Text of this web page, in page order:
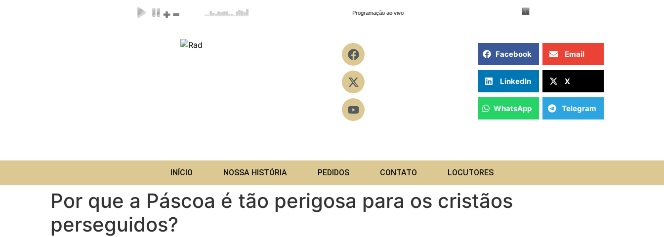
Facebook Email
LinkedIn X
WhatsApp Telegram
INÍCIO NOSSA HISTÓRIA PEDIDOS CONTATO LOCUTORES
Por que a Páscoa é tão perigosa para os cristãos
perseguidos?